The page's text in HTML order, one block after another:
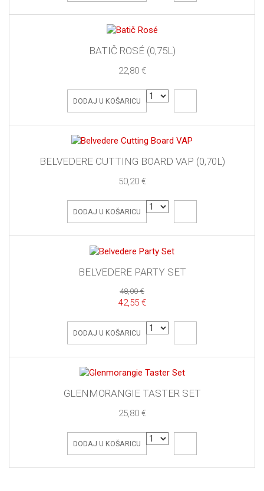
BATIČ ROSÉ (0,75L)
22,80 €
DODAJ U KOŠARICU
BELVEDERE CUTTING BOARD VAP (0,70L)
50,20 €
DODAJ U KOŠARICU
BELVEDERE PARTY SET
48,00 €
42,55 €
DODAJ U KOŠARICU
GLENMORANGIE TASTER SET
25,80 €
DODAJ U KOŠARICU